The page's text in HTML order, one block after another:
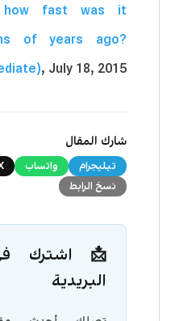
how fast was it
of years ago?
, July 18, 2015
شارك المقال
تيليجرام واتساب
نسخ الرابط
📩 اشترك
البريدية